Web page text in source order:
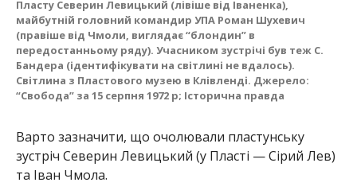
Пласту Северин Левицький (лівіше від Іваненка),
майбутній головний командир УПА Роман Шухевич
(правіше від Чмоли, виглядає “блондин” в
передостанньому ряду). Учасником зустрічі був теж С.
Бандера (ідентифікувати на світлині не вдалось).
Світлина з Пластового музею в Клівленді. Джерело:
“Свобода” за 15 серпня 1972 р; Історична правда
Варто зазначити, що очолювали пластунську
зустріч Северин Левицький (у Пласті — Сірий Лев)
та Іван Чмола.